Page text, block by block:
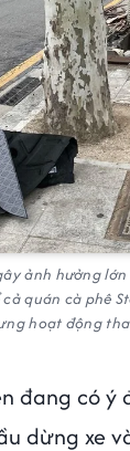
ảnh hưởng
cả quán cà phê
hoạt động
đang có ý
dừng xe